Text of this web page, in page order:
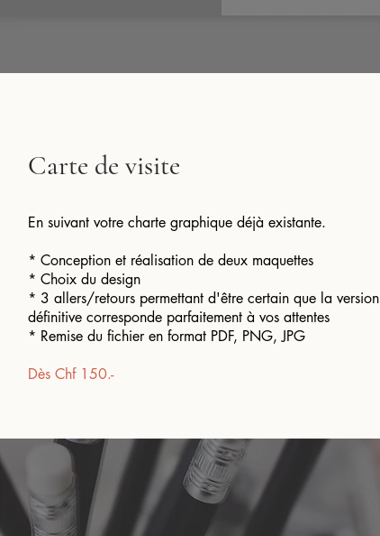
Carte de visite
En suivant votre charte graphique déjà existante.
*Conception et réalisation de deux maquettes
* Choix du design
* 3 allers/retours permettant d'être certain que la version
définitive corresponde parfaitement à vos attentes
* Remise du fichier en format PDF, PNG, JPG
Dès Chf 150.-